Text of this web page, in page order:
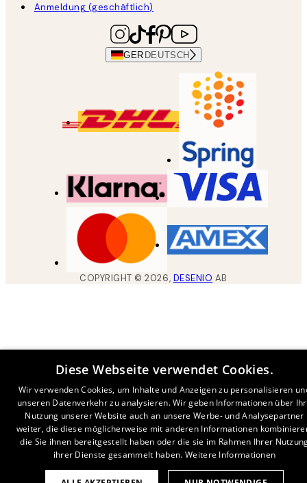
Anmeldung (geschäftlich)
GER DEUTSCH
COPYRIGHT ©2026, DESENIO AB
Diese Webseite verwendet Cookies.
Wir verwenden Cookies, um Inhalte und Anzeigen zu personalisieren
unseren Datenverkehr zu analysieren. Wir geben Informationen über
Nutzung unserer Website auch an unsere Werbe- und Analysepartner
weiter, die diese möglicherweise mit anderen Informationen
die Sie ihnen bereitgestellt haben oder die sie im Rahmen Ihrer
ihrer Dienste gesammelt haben. Weitere Informationen